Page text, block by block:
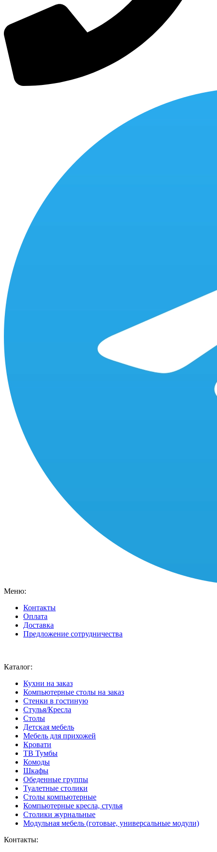
Меню:
Контакты
Оплата
Доставка
Предложение сотрудничества
Каталог:
Кухни на заказ
Компьютерные столы на заказ
Стенки в гостиную
Стулья/Кресла
Столы
Детская мебель
Мебель для прихожей
Кровати
ТВ Тумбы
Комоды
Шкафы
Обеденные группы
Туалетные столики
Столы компьютерные
Компьютерные кресла, стулья
Столики журнальные
Модульная мебель (готовые, универсальные модули)
Контакты: